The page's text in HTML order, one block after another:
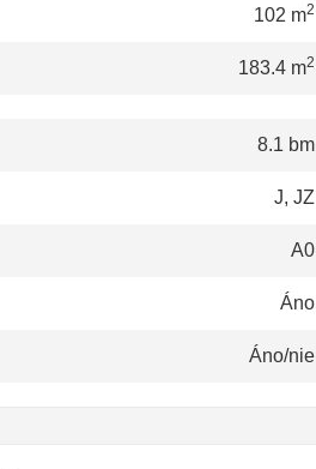
102 m2
183.4 m2
8.1 bm
J, JZ
A0
Áno
Áno/nie